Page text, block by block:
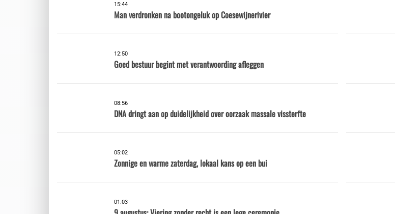
15:44
Man verdronken na bootongeluk op Coesewijnerivier
12:50
Goed bestuur begint met verantwoording afleggen
08:56
DNA dringt aan op duidelijkheid over oorzaak massale vissterfte
05:02
Zonnige en warme zaterdag, lokaal kans op een bui
01:03